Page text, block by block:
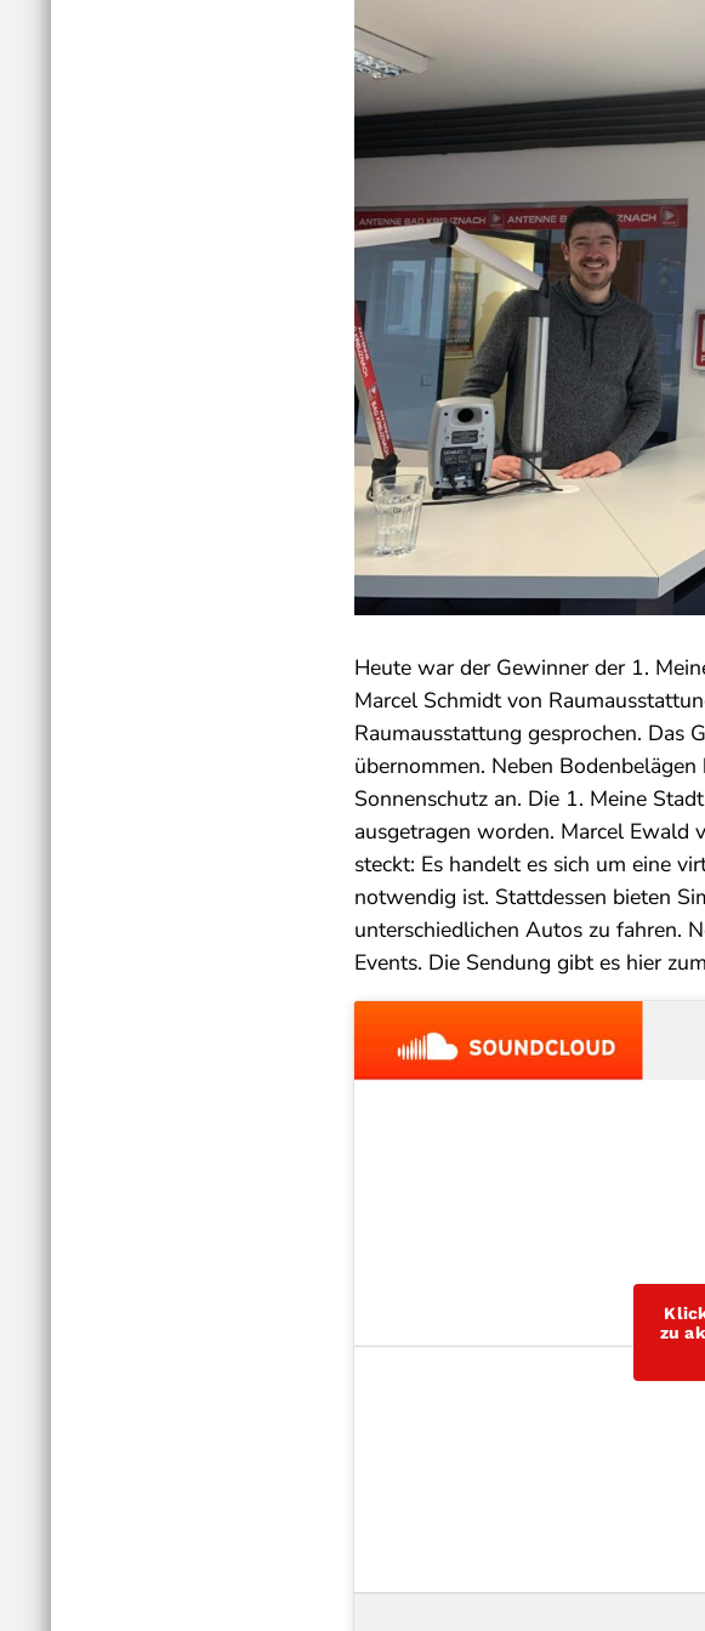
Heute war der Gewinner der 1.
Marcel Schmidt von
Raumausstattung gesprochen. Das
übernommen. Neben
Sonnenschutz an. Die 1. Meine
ausgetragen worden. Marcel Ewald
steckt: Es handelt es sich um eine
notwendig ist. Stattdessen bieten
unterschiedlichen Autos zu fahren.
Events. Die Sendung gibt es hier
zu